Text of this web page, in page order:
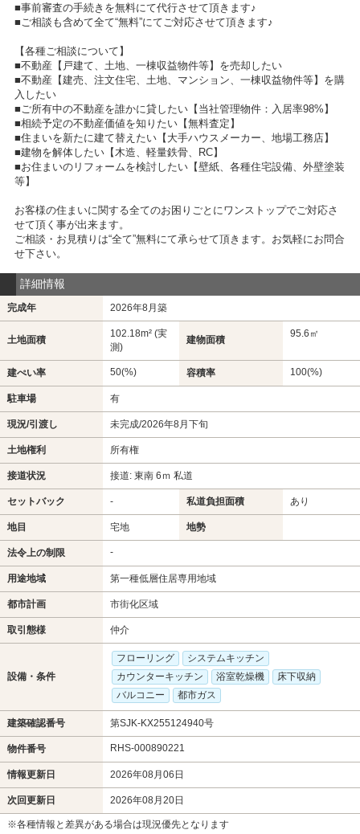
■事前審査の手続きを無料にて代行させて頂きます♪
■ご相談も含めて全て“無料”にてご対応させて頂きます♪
【各種ご相談について】
■不動産【戸建て、土地、一棟収益物件等】を売却したい
■不動産【建売、注文住宅、土地、マンション、一棟収益物件等】を購
入したい
■ご所有中の不動産を誰かに貸したい【当社管理物件：入居率98%】
■相続予定の不動産価値を知りたい【無料査定】
■住まいを新たに建て替えたい【大手ハウスメーカー、地場工務店】
■建物を解体したい【木造、軽量鉄骨、RC】
■お住まいのリフォームを検討したい【壁紙、各種住宅設備、外壁塗装
等】
お客様の住まいに関する全てのお困りごとにワンストップでご対応さ
せて頂く事が出来ます。
ご相談・お見積りは“全て”無料にて承らせて頂きます。お気軽にお問合
せ下さい。
詳細情報
完成年 2026年8月築
土地面積
102.18m² (実
測)
建物面積
95.6㎡
建ぺい率 50(%) 容積率 100(%)
駐車場 有
現況/引渡し 未完成/2026年8月下旬
土地権利 所有権
接道状況 接道: 東南 6ｍ 私道
セットバック - 私道負担面積 あり
地目 宅地 地勢
法令上の制限 -
用途地域 第一種低層住居専用地域
都市計画 市街化区域
取引態様 仲介
設備・条件
フローリング
システムキッチン
カウンターキッチン
浴室乾燥機
床下収納
バルコニー
都市ガス
建築確認番号 第SJK-KX255124940号
物件番号 RHS-000890221
情報更新日 2026年08月06日
次回更新日 2026年08月20日
※各種情報と差異がある場合は現況優先となります